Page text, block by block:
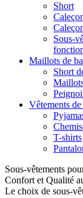
Short
Sous-
Maillots de
Short
Vêtements
T-shirts
Sous-vêtements
Confort et Qualité
Le choix de sous-